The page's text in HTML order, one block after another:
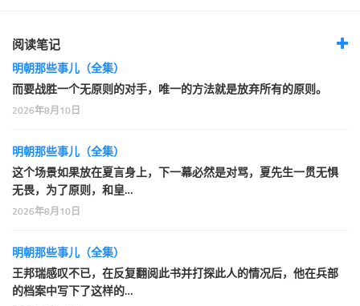
阅读笔记
明朝那些事儿（全集）
而要战胜一个无原则的对手，唯一的方法就是放弃所有的原则。
2026年8月10日
明朝那些事儿（全集）
这个场景如果放在夏言身上，下一幕必然是对骂，夏先生一贯无惧
无畏，为了原则，和皇…
2026年8月10日
明朝那些事儿（全集）
王邦瑞感叹不已，在反复翻阅此书并打探此人的情况后，他在兵部
的档案中写下了这样的…